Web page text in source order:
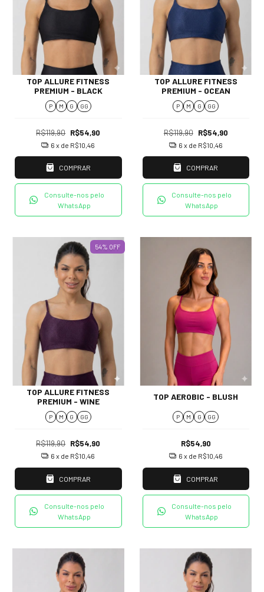
TOP ALLURE FITNESS
PREMIUM - BLACK
P M G GG
R$119,90 R$54,90
6 x de R$10,46
COMPRAR
Consulte-nos pelo
WhatsApp
TOP ALLURE FITNESS
PREMIUM - OCEAN
P M G GG
R$119,90 R$54,90
6 x de R$10,46
COMPRAR
Consulte-nos pelo
WhatsApp
54% OFF
TOP ALLURE FITNESS
PREMIUM - WINE
P M G GG
R$119,90 R$54,90
6 x de R$10,46
COMPRAR
Consulte-nos pelo
WhatsApp
TOP AEROBIC - BLUSH
P M G GG
R$54,90
6 x de R$10,46
COMPRAR
Consulte-nos pelo
WhatsApp